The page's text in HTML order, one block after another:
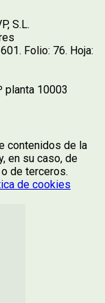
S.L.
Folio: 76. Hoja:
planta 10003
contenidos de la
en su caso, de
de terceros.
de cookies